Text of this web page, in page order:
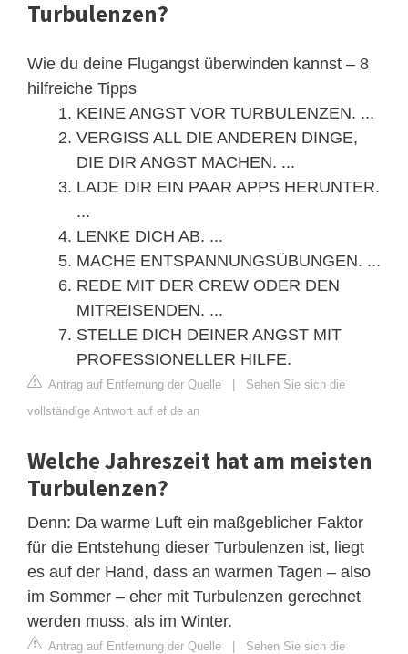
Turbulenzen?
Wie du deine Flugangst überwinden kannst – 8
hilfreiche Tipps
KEINE ANGST VOR TURBULENZEN. ...
VERGISS ALL DIE ANDEREN DINGE,
DIE DIR ANGST MACHEN. ...
LADE DIR EIN PAAR APPS HERUNTER.
...
LENKE DICH AB. ...
MACHE ENTSPANNUNGSÜBUNGEN. ...
REDE MIT DER CREW ODER DEN
MITREISENDEN. ...
STELLE DICH DEINER ANGST MIT
PROFESSIONELLER HILFE.
Antrag auf Entfernung der Quelle | Sehen Sie sich die
vollständige Antwort auf ef.de an
Welche Jahreszeit hat am meisten
Turbulenzen?
Denn: Da warme Luft ein maßgeblicher Faktor
für die Entstehung dieser Turbulenzen ist, liegt
es auf der Hand, dass an warmen Tagen – also
im Sommer – eher mit Turbulenzen gerechnet
werden muss, als im Winter.
Antrag auf Entfernung der Quelle | Sehen Sie sich die